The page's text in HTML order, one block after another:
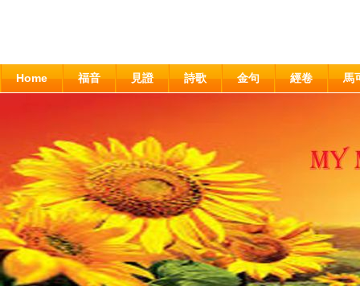
Home 福音 見證 詩歌 金句 經卷 馬